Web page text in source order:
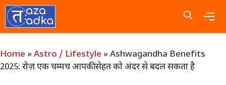
Skip
to
content
Home »Astro / Lifestyle »Ashwagandha Benefits
2025: रोज़ एक चम्मच आपकी सेहत को अंदर से बदल सकता है